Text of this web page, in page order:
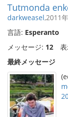
Tutmonda
darkweasel,2011
言語: Esperanto
メッセージ: 12
最終メッセージ